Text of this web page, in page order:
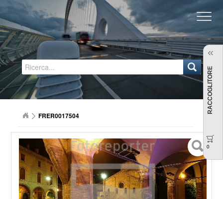
Regione Emilia-Romagna
FRER0017504
RACCOGLITORE
0